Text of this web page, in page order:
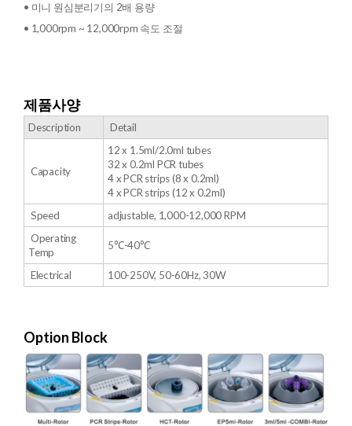
• 미니 원심분리기의 2배 용량
• 1,000rpm ~ 12,000rpm 속도 조절
제품사양
Description Detail
Capacity
12 x 1.5ml/2.0ml tubes
32 x 0.2ml PCR tubes
4 x PCR strips (8 x 0.2ml)
4 x PCR strips (12 x 0.2ml)
Speed
adjustable, 1,000-12,000 RPM
Operating
Temp
5℃-40℃
Electrical 100-250V, 50-60Hz, 30W
Option Block